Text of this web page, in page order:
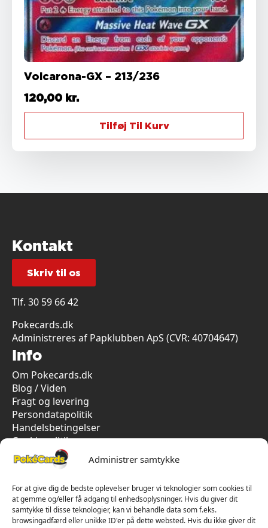
Administrer samtykke
For at give dig de bedste oplevelser bruger vi teknologier som cookies til
at gemme og/eller få adgang til enhedsoplysninger. Hvis du giver dit
samtykke til disse teknologier, kan vi behandle data som f.eks.
browsingadfærd eller unikke ID'er på dette websted. Hvis du ikke giver dit
Volcarona-GX – 213/236
120,00 kr.
Tilføj Til Kurv
Kontakt
Skriv til os
Tlf. 30 59 66 42
Pokecards.dk
Administreres af Papklubben ApS (CVR: 40704647)
Info
Om Pokecards.dk
Blog / Viden
Fragt og levering
Persondatapolitik
Handelsbetingelser
Cookiepolitik
Vi har kun 5-stjernet anmeldelser på Trustpilot